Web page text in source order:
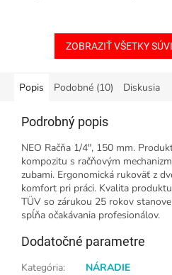
ZOBRAZIŤ VŠETKY
Popis Podobné (10) Diskusia
Podrobný popis
NEO Račňa 1/4", 150 mm.
kompozitu s račňovým
zubami. Ergonomická rukoväť z
komfort pri práci. Kvalita
TÜV so zárukou 25 rokov
spĺňa očakávania profesionálov.
Dodatočné parametre
Kategória:
NÁRADIE